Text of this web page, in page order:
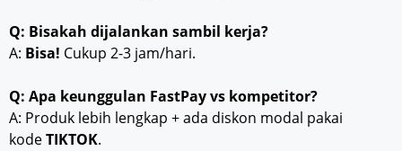
Q: Bisakah dijalankan sambil kerja?
A: Bisa! Cukup 2-3 jam/hari.
Q: Apa keunggulan FastPay vs kompetitor?
A: Produk lebih lengkap + ada diskon modal pakai
kodeTIKTOK.